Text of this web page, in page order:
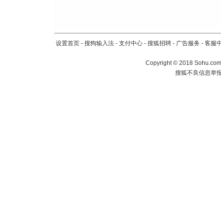
[春节]风
颜！冬去
[春节] 传
片叶子是
设置首页 - 搜狗输入法 - 支付中心 - 搜狐招聘 - 广告服务 - 客服
Copyright ©2018
搜狐不良信息举